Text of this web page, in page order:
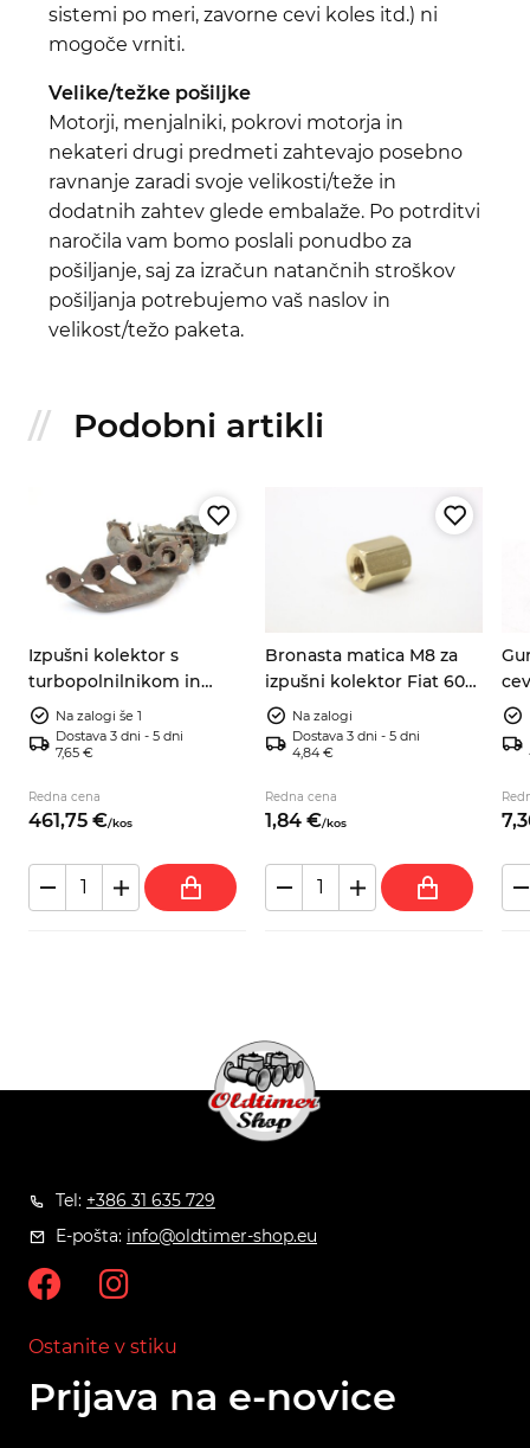
sistemi po meri, zavorne cevi koles itd.) ni
mogoče vrniti.
Velike/težke pošiljke
Motorji, menjalniki, pokrovi motorja in
nekateri drugi predmeti zahtevajo posebno
ravnanje zaradi svoje velikosti/teže in
dodatnih zahtev glede embalaže. Po potrditvi
naročila vam bomo poslali ponudbo za
pošiljanje, saj za izračun natančnih stroškov
pošiljanja potrebujemo vaš naslov in
velikost/težo paketa.
Podobni artikli
Izpušni kolektor s
turbopolnilnikom in
odvodno cevjo Lancia
Delta 2.0 8V HF Integrale
Na zalogi še 1
Dostava 3 dni - 5 dni
7,65 €
Redna cena
461,75 €/kos
Bronasta matica M8 za
izpušni kolektor Fiat 600
850 500 126 750
Na zalogi
Dostava 3 dni - 5 dni
4,84 €
Redna cena
1,84 €/kos 7,
Tel: +386 31 635 729
E-pošta: info@oldtimer-shop.eu
Ostanite v stiku
Prijava na e-novice